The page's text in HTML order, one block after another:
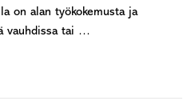
on alan työkokemusta ja
vauhdissa tai …